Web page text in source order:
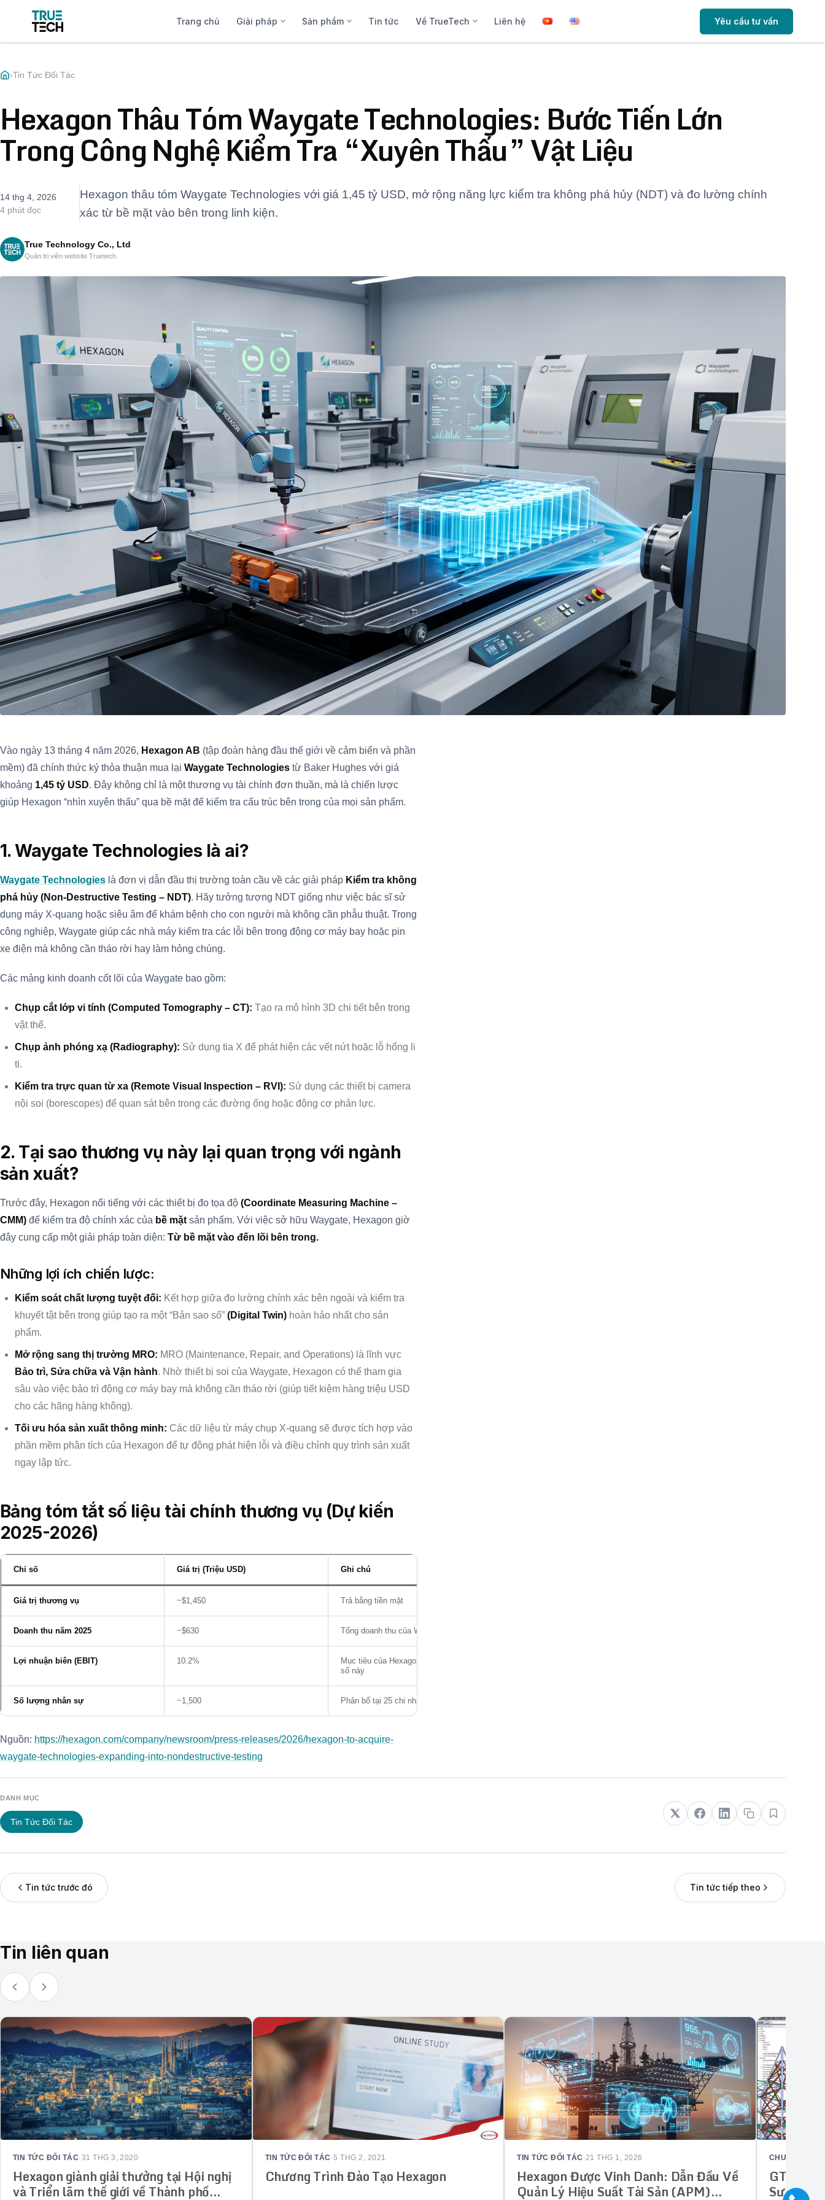
Trang chủ Giải pháp Sản phẩm Tin tức Về TrueTech Liên hệ Yêu cầu tư vấn
›Tin Tức Đối Tác
Hexagon Thâu Tóm Waygate Technologies: Bước Tiến Lớn
Trong Công Nghệ Kiểm Tra “Xuyên Thấu” Vật Liệu
14 thg 4, 2026
4 phút đọc
Hexagon thâu tóm Waygate Technologies với giá 1,45 tỷ USD, mở rộng năng lực kiểm tra không phá hủy (NDT) và đo lường chính
xác từ bề mặt vào bên trong linh kiện.
True Technology Co., Ltd
Quản trị viên website Truetech.
Vào ngày 13 tháng 4 năm 2026, Hexagon AB (tập đoàn hàng đầu thế giới về cảm biến và phần
mềm) đã chính thức ký thỏa thuận mua lại Waygate Technologies từ Baker Hughes với giá
khoảng 1,45 tỷ USD. Đây không chỉ là một thương vụ tài chính đơn thuần, mà là chiến lược
giúp Hexagon “nhìn xuyên thấu” qua bề mặt để kiểm tra cấu trúc bên trong của mọi sản phẩm.
1. Waygate Technologies là ai?
Waygate Technologies là đơn vị dẫn đầu thị trường toàn cầu về các giải pháp Kiểm tra không
phá hủy (Non-Destructive Testing – NDT). Hãy tưởng tượng NDT giống như việc bác sĩ sử
dụng máy X-quang hoặc siêu âm để khám bệnh cho con người mà không cần phẫu thuật. Trong
công nghiệp, Waygate giúp các nhà máy kiểm tra các lỗi bên trong động cơ máy bay hoặc pin
xe điện mà không cần tháo rời hay làm hỏng chúng.
Các mảng kinh doanh cốt lõi của Waygate bao gồm:
Chụp cắt lớp vi tính (Computed Tomography – CT): Tạo ra mô hình 3D chi tiết bên trong
vật thể.
Chụp ảnh phóng xạ (Radiography): Sử dụng tia X để phát hiện các vết nứt hoặc lỗ hổng li
ti.
Kiểm tra trực quan từ xa (Remote Visual Inspection – RVI): Sử dụng các thiết bị camera
nội soi (borescopes) để quan sát bên trong các đường ống hoặc động cơ phản lực.
2. Tại sao thương vụ này lại quan trọng với ngành
sản xuất?
Trước đây, Hexagon nổi tiếng với các thiết bị đo tọa độ (Coordinate Measuring Machine –
CMM) để kiểm tra độ chính xác của bề mặt sản phẩm. Với việc sở hữu Waygate, Hexagon giờ
đây cung cấp một giải pháp toàn diện: Từ bề mặt vào đến lõi bên trong.
Những lợi ích chiến lược:
Kiểm soát chất lượng tuyệt đối: Kết hợp giữa đo lường chính xác bên ngoài và kiểm tra
khuyết tật bên trong giúp tạo ra một “Bản sao số” (Digital Twin) hoàn hảo nhất cho sản
phẩm.
Mở rộng sang thị trường MRO: MRO (Maintenance, Repair, and Operations) là lĩnh vực
Bảo trì, Sửa chữa và Vận hành. Nhờ thiết bị soi của Waygate, Hexagon có thể tham gia
sâu vào việc bảo trì động cơ máy bay mà không cần tháo rời (giúp tiết kiệm hàng triệu USD
cho các hãng hàng không).
Tối ưu hóa sản xuất thông minh: Các dữ liệu từ máy chụp X-quang sẽ được tích hợp vào
phần mềm phân tích của Hexagon để tự động phát hiện lỗi và điều chỉnh quy trình sản xuất
ngay lập tức.
Bảng tóm tắt số liệu tài chính thương vụ (Dự kiến
2025-2026)
Chỉ số Giá trị (Triệu USD) Ghi chú
Giá trị thương vụ ~$1,450 Trả bằng tiền mặt
Doanh thu năm 2025 ~$630 Tổng doanh thu của Waygate
Lợi nhuận biên (EBIT) 10.2%
Mục tiêu của Hexagon là cải thiện con
số này
Số lượng nhân sự ~1,500 Phân bổ tại 25 chi nhánh toàn cầu
Nguồn: https://hexagon.com/company/newsroom/press-releases/2026/hexagon-to-acquire-
waygate-technologies-expanding-into-nondestructive-testing
DANH MỤC
Tin Tức Đối Tác
Tin tức trước đó Tin tức tiếp theo
Tin liên quan
TIN TỨC ĐỐI TÁC·31 THG 3, 2020
Hexagon giành giải thưởng tại Hội nghị
và Triển lãm thế giới về Thành phố
TIN TỨC ĐỐI TÁC ·5 THG 2, 2021
Chương Trình Đào Tạo Hexagon
TIN TỨC ĐỐI TÁC ·21 THG 1, 2026
Hexagon Được Vinh Danh: Dẫn Đầu Về
Quản Lý Hiệu Suất Tài Sản (APM)
CHUYỂN ĐỔI
GT
Sư Kết